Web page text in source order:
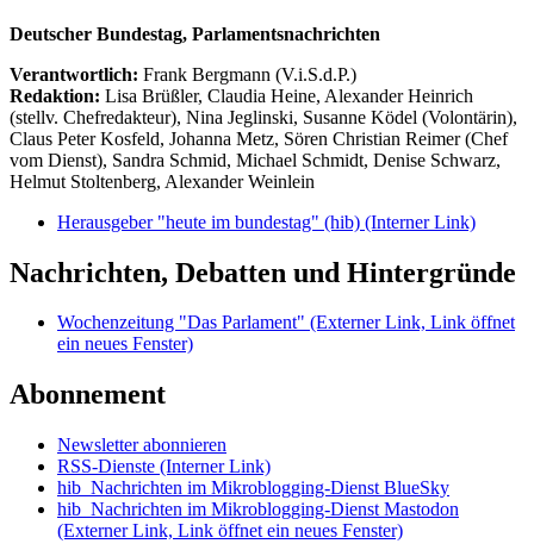
Deutscher Bundestag, Parlamentsnachrichten
Verantwortlich: Frank Bergmann (V.i.S.d.P.)
Redaktion: Lisa Brüßler, Claudia Heine, Alexander Heinrich
(stellv. Chefredakteur), Nina Jeglinski, Susanne Ködel (Volontärin),
Claus Peter Kosfeld, Johanna Metz, Sören Christian Reimer (Chef
vom Dienst), Sandra Schmid, Michael Schmidt, Denise Schwarz,
Helmut Stoltenberg, Alexander Weinlein
Herausgeber "heute im bundestag" (hib) (Interner Link)
Nachrichten, Debatten und Hintergründe
Wochenzeitung "Das Parlament" (Externer Link, Link öffnet
ein neues Fenster)
Abonnement
Newsletter abonnieren
RSS-Dienste (Interner Link)
hib_Nachrichten im Mikroblogging-Dienst BlueSky
hib_Nachrichten im Mikroblogging-Dienst Mastodon
(Externer Link, Link öffnet ein neues Fenster)